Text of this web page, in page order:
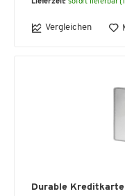
Lieferzeit: sofort lieferbar
Vergleichen
Durable